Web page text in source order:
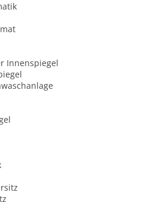
Innenspiegel